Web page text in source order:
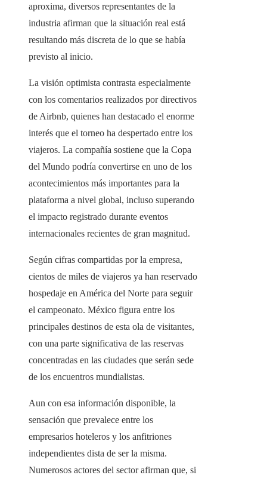
aproxima, diversos representantes de la
industria afirman que la situación real está
resultando más discreta de lo que se había
previsto al inicio.
La visión optimista contrasta especialmente
con los comentarios realizados por directivos
de Airbnb, quienes han destacado el enorme
interés que el torneo ha despertado entre los
viajeros. La compañía sostiene que la Copa
del Mundo podría convertirse en uno de los
acontecimientos más importantes para la
plataforma a nivel global, incluso superando
el impacto registrado durante eventos
internacionales recientes de gran magnitud.
Según cifras compartidas por la empresa,
cientos de miles de viajeros ya han reservado
hospedaje en América del Norte para seguir
el campeonato. México figura entre los
principales destinos de esta ola de visitantes,
con una parte significativa de las reservas
concentradas en las ciudades que serán sede
de los encuentros mundialistas.
Aun con esa información disponible, la
sensación que prevalece entre los
empresarios hoteleros y los anfitriones
independientes dista de ser la misma.
Numerosos actores del sector afirman que, si